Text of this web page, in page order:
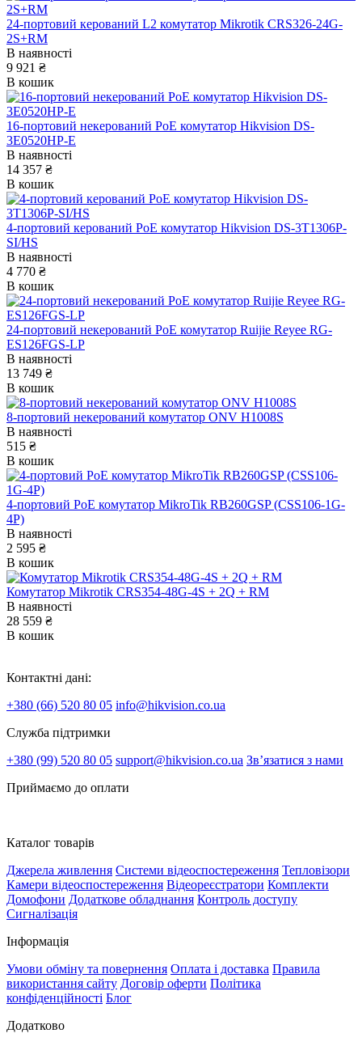
24-портовий керований L2 комутатор Mikrotik CRS326-24G-
2S+RM
В наявності
9 921 ₴
В кошик
16-портовий некерований PoE комутатор Hikvision DS-
3E0520HP-E
В наявності
14 357 ₴
В кошик
4-портовий керований PoE комутатор Hikvision DS-3T1306P-
SI/HS
В наявності
4 770 ₴
В кошик
24-портовий некерований PoE комутатор Ruijie Reyee RG-
ES126FGS-LP
В наявності
13 749 ₴
В кошик
8-портовий некерований комутатор ONV H1008S
В наявності
515 ₴
В кошик
4-портовий PoE комутатор MikroTik RB260GSP (CSS106-1G-
4P)
В наявності
2 595 ₴
В кошик
Комутатор Mikrotik CRS354-48G-4S + 2Q + RM
В наявності
28 559 ₴
В кошик
Контактні дані:
+380 (66) 520 80 05 info@hikvision.co.ua
Служба підтримки
+380 (99) 520 80 05 support@hikvision.co.ua Зв’язатися з нами
Приймаємо до оплати
Каталог товарів
Джерела живлення Системи відеоспостереження Тепловізори
Камери відеоспостереження Відеореєстратори Комплекти
Домофони Додаткове обладнання Контроль доступу
Сигналізація
Інформація
Умови обміну та повернення Оплата і доставка Правила
використання сайту Договір оферти Політика
конфіденційності Блог
Додатково